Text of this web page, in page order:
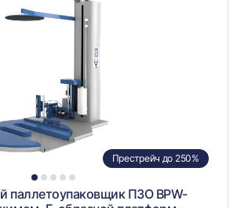
1 2 3 4 5
Престрейч до 250%
паллетоупаковщик ПЗО BPW-